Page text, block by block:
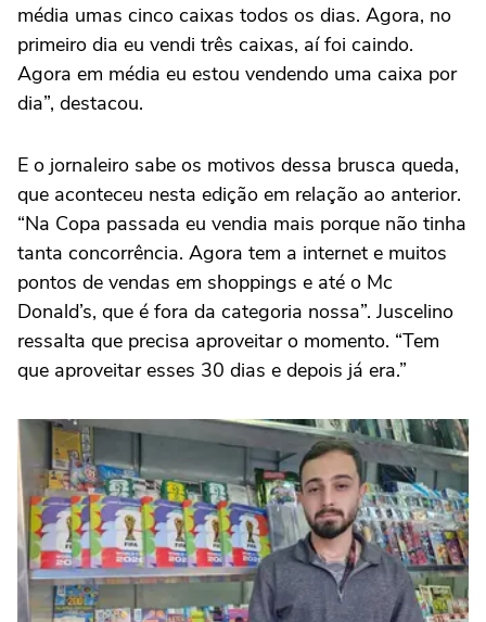
média umas cinco caixas todos os dias. Agora, no
primeiro dia eu vendi três caixas, aí foi caindo.
Agora em média eu estou vendendo uma caixa por
dia”, destacou.
E o jornaleiro sabe os motivos dessa brusca queda,
que aconteceu nesta edição em relação ao anterior.
“Na Copa passada eu vendia mais porque não tinha
tanta concorrência. Agora tem a internet e muitos
pontos de vendas em shoppings e até o Mc
Donald’s, que é fora da categoria nossa”. Juscelino
ressalta que precisa aproveitar o momento. “Tem
que aproveitar esses 30 dias e depois já era.”